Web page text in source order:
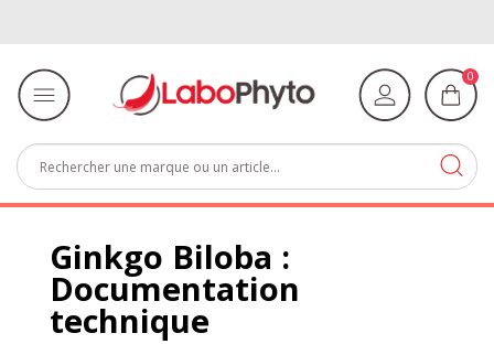
0
Ginkgo Biloba :
Documentation
technique